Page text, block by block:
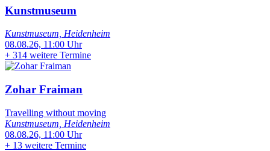
Kunstmuseum
Kunstmuseum, Heidenheim
08.08.26, 11:00 Uhr
+ 314 weitere Termine
Zohar Fraiman
Travelling without moving
Kunstmuseum, Heidenheim
08.08.26, 11:00 Uhr
+ 13 weitere Termine